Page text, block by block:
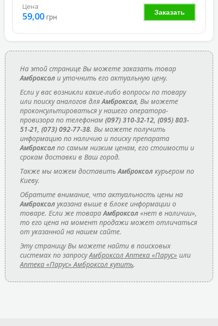
Заказать
Цена
59,00 грн
На этой странице Вы можете заказать товар
Амброксол и уточнить его актуальную цену.
Если у вас возникли какие-либо вопросы по товару
или поиску аналогов дляАмброксол, Вы можете
проконсультироваться у нашего оператора-
провизора по телефонам (097) 310-32-12, (095) 803-
51-21, (073) 092-77-38. Вы можете получить
информацию по наличию и поиску препарата
Амброксол по самым низким ценам, его стоимости и
срокам доставки в Ваш город.
Также мы можем доставитьАмброксол курьером по
Киеву.
Обратите внимание, что актуальность цены на
Амброксол указана выше в блоке информации о
товаре. Если же товараАмброксол «нет в наличии»,
то его цена на момент продажи может отличаться
от указанной на нашем сайте.
Эту страницу Вы можете найти в поисковых
системах по запросуАмброксол Аптека «Парус» или
Аптека «Парус» Амброксол купить.